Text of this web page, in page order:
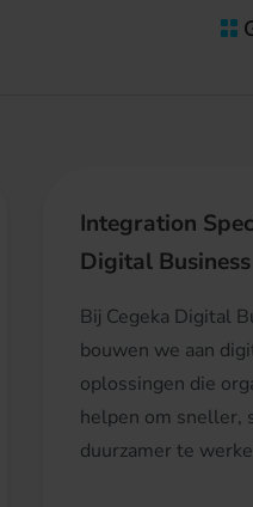
Integration
Digital Business
Bij Cegeka Digital
bouwen we aan
oplossingen die
helpen om sneller,
duurzamer te